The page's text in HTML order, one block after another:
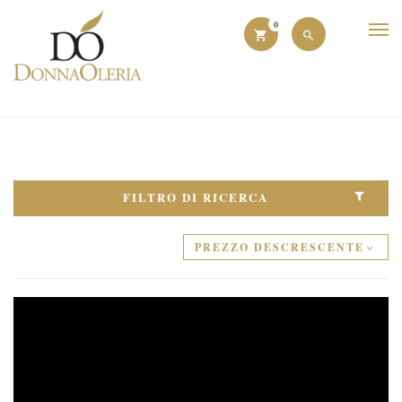
0
FILTRO DI RICERCA
PREZZO DESCRESCENTE